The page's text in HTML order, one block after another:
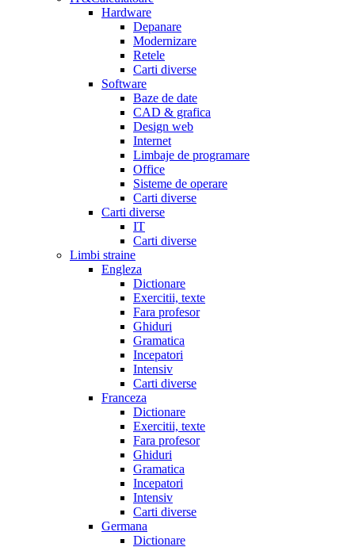
Hardware
Depanare
Modernizare
Retele
Carti diverse
Software
Baze de date
CAD & grafica
Design web
Internet
Limbaje de programare
Office
Sisteme de operare
Carti diverse
Carti diverse
IT
Carti diverse
Limbi straine
Engleza
Dictionare
Exercitii, texte
Fara profesor
Ghiduri
Gramatica
Incepatori
Intensiv
Carti diverse
Franceza
Dictionare
Exercitii, texte
Fara profesor
Ghiduri
Gramatica
Incepatori
Intensiv
Carti diverse
Germana
Dictionare